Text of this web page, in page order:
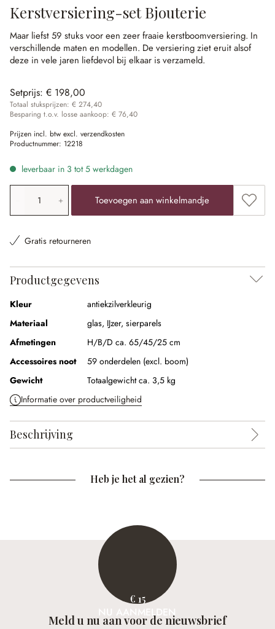
Kerstversiering-set Bjouterie
Maar liefst 59 stuks voor een zeer fraaie kerstboomversiering. In
verschillende maten en modellen. De versiering ziet eruit alsof
deze in vele jaren liefdevol bij elkaar is verzameld.
Setprijs: € 198,00
Totaal stuksprijzen: € 274,40
Besparing t.o.v. losse aankoop: € 76,40
Prijzen incl. btw excl. verzendkosten
Productnummer: 12218
leverbaar in 3 tot 5 werkdagen
Producthoeveelheid: voer de gewenste waarde in of
Toevoegen aan winkelmandje
Gratis retourneren
Productgegevens
Kleur
antiekzilverkleurig
Materiaal
glas, IJzer, sierparels
Afmetingen
H/B/D ca. 65/45/25 cm
Accessoires noot
59 onderdelen (excl. boom)
Gewicht
Totaalgewicht ca. 3,5 kg
Informatie over productveiligheid
Beschrijving
Heb je het al gezien?
€ 15
NU AANMELDEN
Meld u nu aan voor de nieuwsbrief